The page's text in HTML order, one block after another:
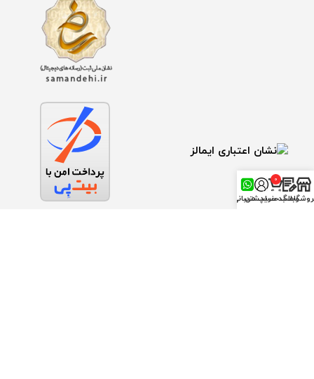
وبلاگ
0
محصول
سبد خرید
حساب من
پشتیبانی